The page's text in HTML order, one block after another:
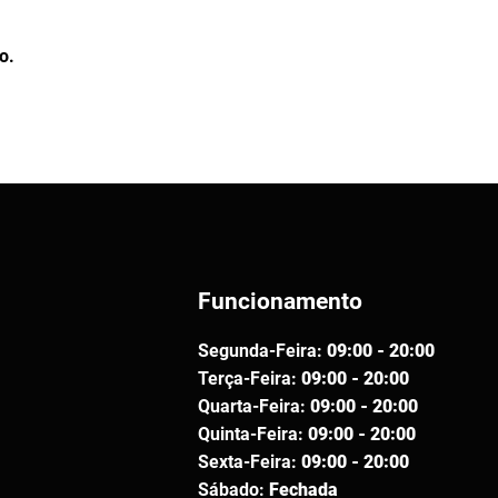
Funcionamento
Segunda-Feira: 09:00 - 20:00
Terça-Feira: 09:00 - 20:00
Quarta-Feira: 09:00 - 20:00
Quinta-Feira: 09:00 - 20:00
Sexta-Feira: 09:00 - 20:00
Sábado: Fechada